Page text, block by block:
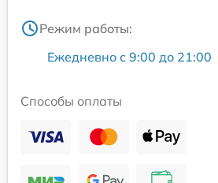
Режим работы:
Ежедневно с 9:00 до 21:00
Способы оплаты